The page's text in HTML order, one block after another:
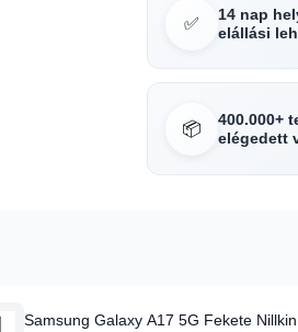
✅
14 nap
elállási
📦
400.000+
elégedett
Samsung Galaxy A17 5G Fekete Nillkin